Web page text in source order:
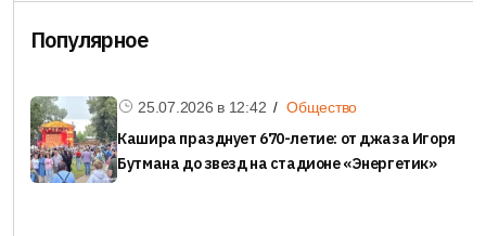
Популярное
25.07.2026 в 12:42 Общество
Кашира празднует 670-летие: от джаза Игоря
Бутмана до звезд на стадионе «Энергетик»